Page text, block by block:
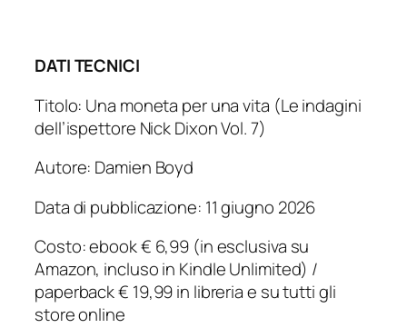
DATI TECNICI
Titolo: Una moneta per una vita (Le indagini
dell’ispettore Nick Dixon Vol. 7)
Autore: Damien Boyd
Data di pubblicazione: 11 giugno 2026
Costo: ebook € 6,99 (in esclusiva su
Amazon, incluso in Kindle Unlimited) /
paperback € 19,99 in libreria e su tutti gli
store online